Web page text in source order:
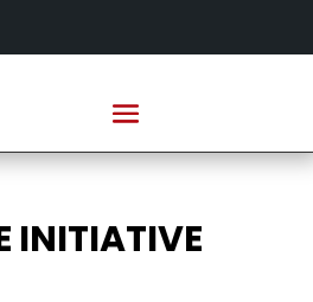
INITIATIVE